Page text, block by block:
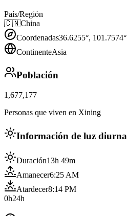
País/Región
🇨🇳China
Coordenadas36.6255°, 101.7574°
ContinenteAsia
Población
1,677,177
Personas que viven en Xining
Información de luz diurna
Duración13h 49m
Amanecer6:25 AM
Atardecer8:14 PM
0h24h